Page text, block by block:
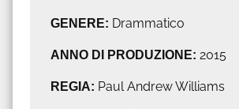
GENERE: Drammatico
ANNO DI PRODUZIONE: 2015
REGIA: Paul Andrew Williams